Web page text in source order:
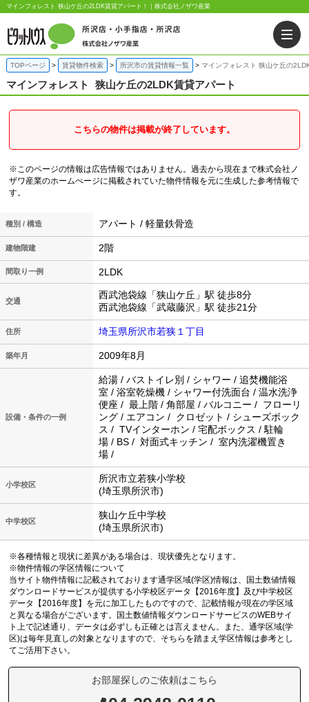
マインフォレスト 狭山ケ丘の2LDK賃貸アパート！｜株式会社ノザワ産業
TOPページ 賃貸物件検索 所沢市の賃貸情報一覧 マインフォレスト 狭山ケ丘の
マインフォレスト 狭山ケ丘の2LDK賃貸アパート
こちらの物件は掲載が終了しています。
※このページの情報は広告情報ではありません。過去から現在まで株式会社ノ
ザワ産業のホームぺージに掲載されていた物件情報を元に生成した参考情報で
す。
種別 / 構造 アパート / 軽量鉄骨造
建物階建 2階
間取り一例 2LDK
交通
西武池袋線「狭山ケ丘」駅 徒歩8分
西武池袋線「武蔵藤沢」駅 徒歩21分
住所 埼玉県所沢市若狭１丁目
築年月 2009年8月
設備・条件の一例
給湯 / バストイレ別 / シャワー / 追焚機能浴
室 / 浴室乾燥機 / シャワー付洗面台 / 温水洗浄
便座 / 最上階 / 角部屋 / バルコニー / フローリ
ング / エアコン / クロゼット / シューズボック
ス / TVインターホン / 宅配ボックス / 駐輪
場 / BS / 対面式キッチン / 室内洗濯機置き
場 /
小学校区
所沢市立若狭小学校
(埼玉県所沢市)
中学校区
狭山ケ丘中学校
(埼玉県所沢市)
※各種情報と現状に差異がある場合は、現状優先となります。
※物件情報の学区情報について
当サイト物件情報に記載されております通学区域(学区)情報は、国土数値情報
ダウンロードサービスが提供する小学校区データ【2016年度】及び中学校区
データ【2016年度】を元に加工したものですので、記載情報が現在の学区域
と異なる場合がございます。国土数値情報ダウンロードサービスのWEBサイ
ト上で記述通り、データは必ずしも正確とは言えません。また、通学区域(学
区)は毎年見直しの対象となりますので、そちらを踏まえ学区情報は参考とし
てご活用下さい。
お部屋探しのご依頼はこちら